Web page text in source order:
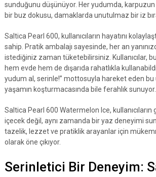
sunduğunu düşünüyor. Her yudumda,
bir buz dokusu, damaklarda unutulmaz bir iz
Saltica Pearl 600, kullanıcıların hayatını
sahip. Pratik ambalajı sayesinde, her an
istediğiniz zaman tüketebilirsiniz. Kullanıcılar,
hem evde hem de dışarıda rahatlıkla
yudum al, serinle!” mottosuyla hareket eden bu
yaşamın koşturmacasında bile ferahlık sunuyor.
Saltica Pearl 600 Watermelon Ice,
içecek değil, aynı zamanda bir yaz deneyimi
tazelik, lezzet ve pratiklik arayanlar için
olarak öne çıkıyor.
Serinletici Bir Deneyim: